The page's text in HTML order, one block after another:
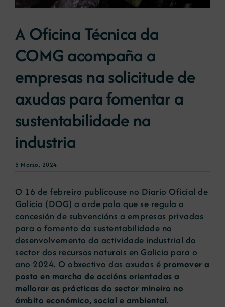
Novas
Portal de emprego
Contacto
A Oficina Técnica da
COMG acompaña a
empresas na solicitude de
axudas para fomentar a
sustentabilidade na
industria
5 Marzo, 2024
O 16 de febreiro publicouse no Diario Oficial de
Galicia (DOG) a orde pola que se regula a
concesión de subvencións a empresas privadas
para o fomento da sustentabilidade no
desenvolvemento da actividade industrial do
sector dos recursos naturais en Galicia para o
ano 2024. O obxectivo das axudas é promover a
posta en marcha de accións orientadas a
mellorar as prácticas do sector mineiro no
ámbito económico, social e ambiental.